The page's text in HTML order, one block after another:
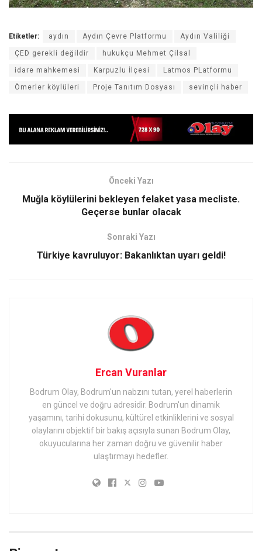
Etiketler: aydın Aydın Çevre Platformu Aydın Valiliği
ÇED gerekli değildir hukukçu Mehmet Çilsal
idare mahkemesi Karpuzlu İlçesi Latmos PLatformu
Ömerler köylüleri Proje Tanıtım Dosyası sevinçli haber
Önceki Yazı
Muğla köylülerini bekleyen felaket yasa mecliste.
Geçerse bunlar olacak
Sonraki Yazı
Türkiye kavruluyor: Bakanlıktan uyarı geldi!
Ercan Vuranlar
Bodrum Olay, Bodrum'un nabzını tutan, yerel haberlerin
en güncel ve doğru adresidir. Bodrum'un dinamik
yaşamını, tarihi dokusunu, kültürel etkinliklerini ve sosyal
olaylarını objektif bir bakış açısıyla sunan Bodrum Olay,
okuyucularına her zaman doğru ve güvenilir haber
ulaştırmayı hedefler.